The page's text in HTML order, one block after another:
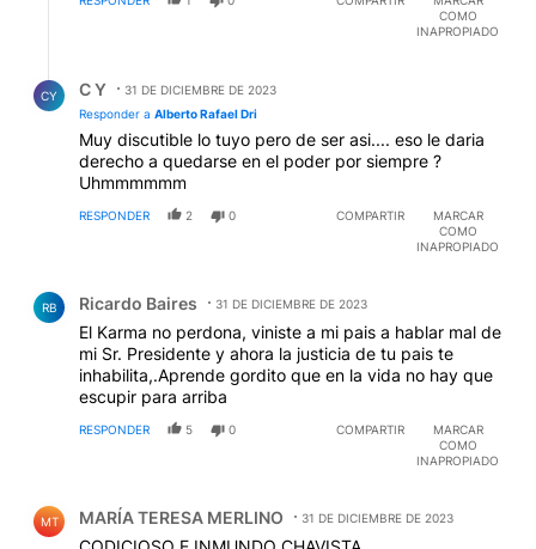
COMO
INAPROPIADO
CY C Y
31 DE DICIEMBRE DE 2023
Responder a Alberto Rafael Dri
Muy discutible lo tuyo pero de ser asi.... eso le daria
derecho a quedarse en el poder por siempre ?
Uhmmmmmm
RESPONDER 2 0 COMPARTIR
MARCAR
COMO
INAPROPIADO
RB Ricardo Baires 31 DE DICIEMBRE DE 2023
El Karma no perdona, viniste a mi pais a hablar mal de
mi Sr. Presidente y ahora la justicia de tu pais te
inhabilita,.Aprende gordito que en la vida no hay que
escupir para arriba
RESPONDER 5 0 COMPARTIR
MARCAR
COMO
INAPROPIADO
MT MARÍA TERESA MERLINO 31 DE DICIEMBRE DE 2023